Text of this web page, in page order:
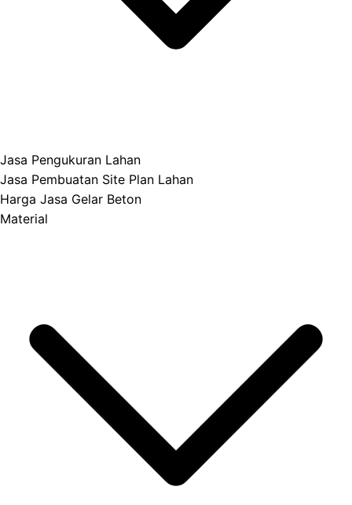
Jasa Pengukuran Lahan
Jasa Pembuatan Site Plan Lahan
Harga Jasa Gelar Beton
Material